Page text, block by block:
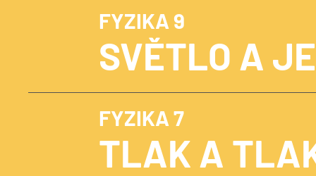
FYZIKA 9
SVĚTLO A
FYZIKA 7
TLAK A